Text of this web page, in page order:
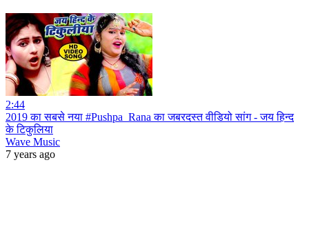
2:44
2019 का सबसे नया #Pushpa_Rana का जबरदस्त वीडियो सांग - जय हिन्द
के टिकुलिया
Wave Music
7 years ago